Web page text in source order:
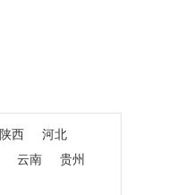
陕西
河北
云南
贵州